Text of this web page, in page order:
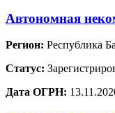
Автономная
Регион: Республика
Статус:
Дата ОГРН: